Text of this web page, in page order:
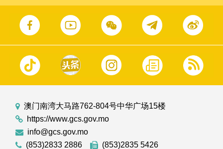
澳门南湾大马路762-804号中华广场15楼
https://www.gcs.gov.mo
info@gcs.gov.mo
(853)2833 2886
(853)2835 5426